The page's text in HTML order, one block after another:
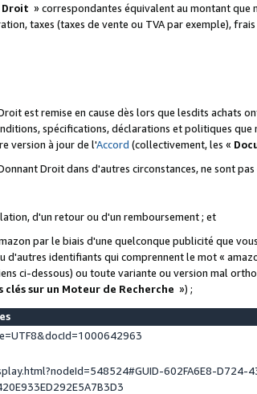
Droit » correspondantes équivalent au montant que
taxes (taxes de vente ou TVA par exemple),
est remise en cause dès lors que lesdits achats
spécifications, déclarations et politiques
version à jour de l'Accord (collectivement, les «
Droit dans d'autres circonstances, ne sont
d'un retour ou d'un remboursement ; et
par le biais d'une quelconque publicité que
d'autres identifiants qui comprennent le mot «
ci-dessous) ou toute variante ou version mal
sur un Moteur de Recherche ») ;
602FA6E8-D724-